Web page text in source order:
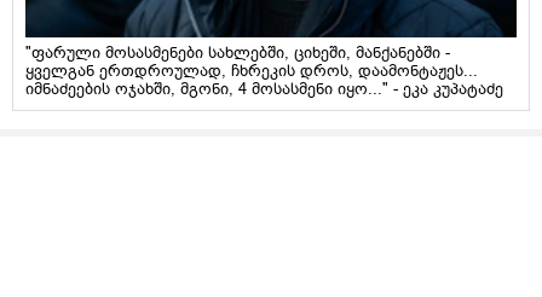
"ფარული მოსასმენები სახლებში, ციხეში, მანქანებში -
ყველგან ერთდროულად, ჩხრეკის დროს, დაამონტაჟეს...
იმნაძეების ოჯახში, მგონი, 4 მოსასმენი იყო..." - ეკა კუპატაძე